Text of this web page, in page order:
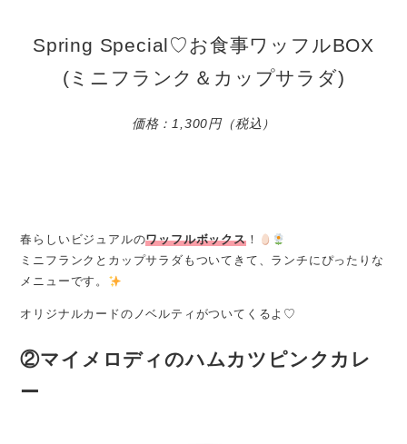
Spring Special♡お食事ワッフルBOX
(ミニフランク＆カップサラダ)
価格：1,300円（税込）
春らしいビジュアルのワッフルボックス！
ミニフランクとカップサラダもついてきて、ランチにぴったりな
メニューです。
オリジナルカードのノベルティがついてくるよ♡
②マイメロディのハムカツピンクカレ
ー